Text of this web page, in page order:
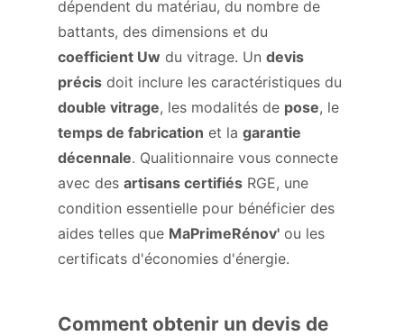
dépendent du matériau, du nombre de
battants, des dimensions et du
coefficient Uw du vitrage. Un devis
précis doit inclure les caractéristiques du
double vitrage, les modalités de pose, le
temps de fabrication et la garantie
décennale. Qualitionnaire vous connecte
avec des artisans certifiés RGE, une
condition essentielle pour bénéficier des
aides telles que MaPrimeRénov' ou les
certificats d'économies d'énergie.
Comment obtenir un devis de